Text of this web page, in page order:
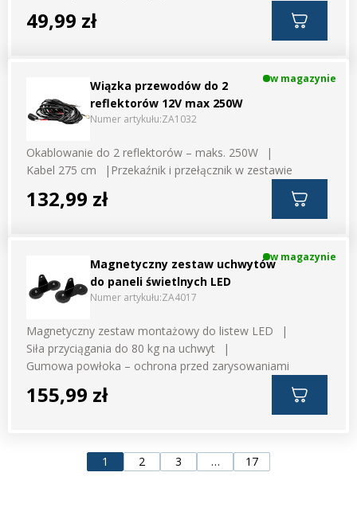
49,99 zł
Wiązka przewodów do 2
reflektorów 12V max 250W
Numer artykułu:ZA1032
w magazynie
Okablowanie do 2 reflektorów – maks. 250W
Kabel 275 cm
Przekaźnik i przełącznik w zestawie
132,99 zł
Magnetyczny zestaw uchwytów
do paneli świetlnych LED
Numer artykułu:ZA4017
w magazynie
Magnetyczny zestaw montażowy do listew LED
Siła przyciągania do 80 kg na uchwyt
Gumowa powłoka – ochrona przed zarysowaniami
155,99 zł
1 2 3 … 17